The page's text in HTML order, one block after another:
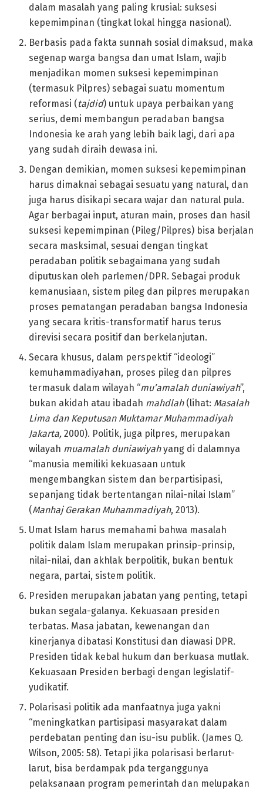
dalam masalah yang paling krusial: suksesi
kepemimpinan (tingkat lokal hingga nasional).
Berbasis pada fakta sunnah sosial dimaksud, maka
segenap warga bangsa dan umat Islam, wajib
menjadikan momen suksesi kepemimpinan
(termasuk Pilpres) sebagai suatu momentum
reformasi (tajdid) untuk upaya perbaikan yang
serius, demi membangun peradaban bangsa
Indonesia ke arah yang lebih baik lagi, dari apa
yang sudah diraih dewasa ini.
Dengan demikian, momen suksesi kepemimpinan
harus dimaknai sebagai sesuatu yang natural, dan
juga harus disikapi secara wajar dan natural pula.
Agar berbagai input, aturan main, proses dan hasil
suksesi kepemimpinan (Pileg/Pilpres) bisa berjalan
secara masksimal, sesuai dengan tingkat
peradaban politik sebagaimana yang sudah
diputuskan oleh parlemen/DPR. Sebagai produk
kemanusiaan, sistem pileg dan pilpres merupakan
proses pematangan peradaban bangsa Indonesia
yang secara kritis-transformatif harus terus
direvisi secara positif dan berkelanjutan.
Secara khusus, dalam perspektif “ideologi”
kemuhammadiyahan, proses pileg dan pilpres
termasuk dalam wilayah “mu’amalah duniawiyah”,
bukan akidah atau ibadah mahdlah(lihat: Masalah
Lima dan Keputusan Muktamar Muhammadiyah
Jakarta,2000). Politik, juga pilpres, merupakan
wilayah muamalah duniawiyahyang di dalamnya
“manusia memiliki kekuasaan untuk
mengembangkan sistem dan berpartisipasi,
sepanjang tidak bertentangan nilai-nilai Islam”
(Manhaj Gerakan Muhammadiyah, 2013).
Umat Islam harus memahami bahwa masalah
politik dalam Islam merupakan prinsip-prinsip,
nilai-nilai, dan akhlak berpolitik, bukan bentuk
negara, partai, sistem politik.
Presiden merupakan jabatan yang penting, tetapi
bukan segala-galanya. Kekuasaan presiden
terbatas. Masa jabatan, kewenangan dan
kinerjanya dibatasi Konstitusi dan diawasi DPR.
Presiden tidak kebal hukum dan berkuasa mutlak.
Kekuasaan Presiden berbagi dengan legislatif-
yudikatif.
Polarisasi politik ada manfaatnya juga yakni
“meningkatkan partisipasi masyarakat dalam
perdebatan penting dan isu-isu publik. (James Q.
Wilson, 2005: 58). Tetapi jika polarisasi berlarut-
larut, bisa berdampak pda terganggunya
pelaksanaan program pemerintah dan melupakan